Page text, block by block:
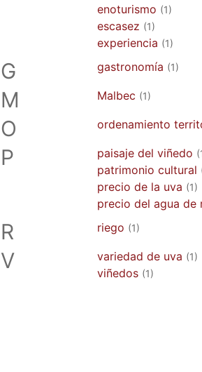
enoturismo (1)
escasez (1)
experiencia (1)
G gastronomía (1)
M Malbec (1)
O ordenamiento
P paisaje del viñedo
patrimonio cultural
precio de la uva (1)
precio del agua de
R riego (1)
V variedad de uva (1)
viñedos (1)